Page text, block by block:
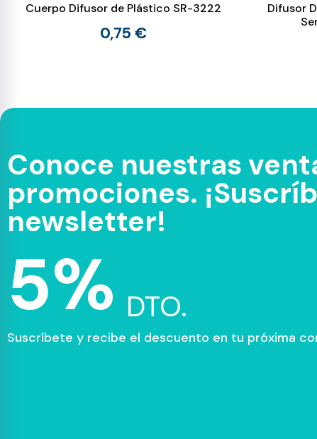
Cuerpo Difusor de Plástico SR-3222
0,75 €
Difusor
Conoce nuestras
promociones.
newsletter!
5% DTO.
Suscríbete y recibe el descuento en tu próxima